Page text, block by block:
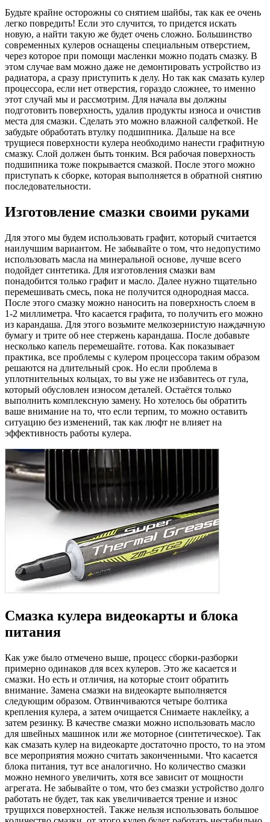
Будьте крайне осторожны со снятием шайбы, так как ее очень
легко повредить! Если это случится, то придется искать
новую, а найти такую же будет очень сложно. Большинство
современных кулеров оснащены специальным отверстием,
через которое при помощи масленки можно подать смазку. В
этом случае вам можно даже не демонтировать устройство из
радиатора, а сразу приступить к делу. Но так как смазать кулер
процессора, если нет отверстия, гораздо сложнее, то именно
этот случай мы и рассмотрим. Для начала вы должны
подготовить поверхность, удалив продукты износа и очистив
места для смазки. Сделать это можно влажной салфеткой. Не
забудьте обработать втулку подшипника. Дальше на все
трущиеся поверхности кулера необходимо нанести графитную
смазку. Слой должен быть тонким. Вся рабочая поверхность
подшипника тоже покрывается смазкой. После этого можно
приступать к сборке, которая выполняется в обратной снятию
последовательности.
Изготовление смазки своими руками
Для этого мы будем использовать графит, который считается
наилучшим вариантом. Не забывайте о том, что недопустимо
использовать масла на минеральной основе, лучше всего
подойдет синтетика. Для изготовления смазки вам
понадобится только графит и масло. Далее нужно тщательно
перемешивать смесь, пока не получится однородная масса.
После этого смазку можно наносить на поверхность слоем в
1-2 миллиметра. Что касается графита, то получить его можно
из карандаша. Для этого возьмите мелкозернистую наждачную
бумагу и трите об нее стержень карандаша. После добавьте
несколько капель перемешайте. готова. Как показывает
практика, все проблемы с кулером процессора таким образом
решаются на длительный срок. Но если проблема в
уплотнительных кольцах, то вы уже не избавитесь от гула,
который обусловлен износом деталей. Остаётся только
выполнить комплексную замену. Но хотелось бы обратить
ваше внимание на то, что если терпим, то можно оставить
ситуацию без изменений, так как люфт не влияет на
эффективность работы кулера.
Смазка кулера видеокарты и блока
питания
Как уже было отмечено выше, процесс сборки-разборки
примерно одинаков для всех кулеров. Это же касается и
смазки. Но есть и отличия, на которые стоит обратить
внимание. Замена смазки на видеокарте выполняется
следующим образом. Отвинчиваются четыре болтика
крепления кулера, а затем очищается Снимаете наклейку, а
затем резинку. В качестве смазки можно использовать масло
для швейных машинок или же моторное (синтетическое). Так
как смазать кулер на видеокарте достаточно просто, то на этом
все мероприятия можно считать законченными. Что касается
блока питания, тут все аналогично. Но количество смазки
можно немного увеличить, хотя все зависит от мощности
агрегата. Не забывайте о том, что без смазки устройство долго
работать не будет, так как увеличивается трение и износ
трущихся поверхностей. Также нельзя использовать большое